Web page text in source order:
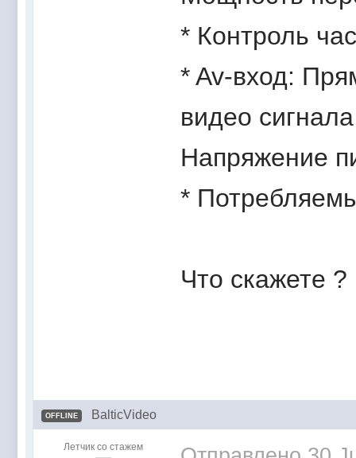
* Контроль
* Av-вход:
видео сигнала
Напряжение
*
Что скажете ?
OFFLINE BalticVideo
Летчик со стажем